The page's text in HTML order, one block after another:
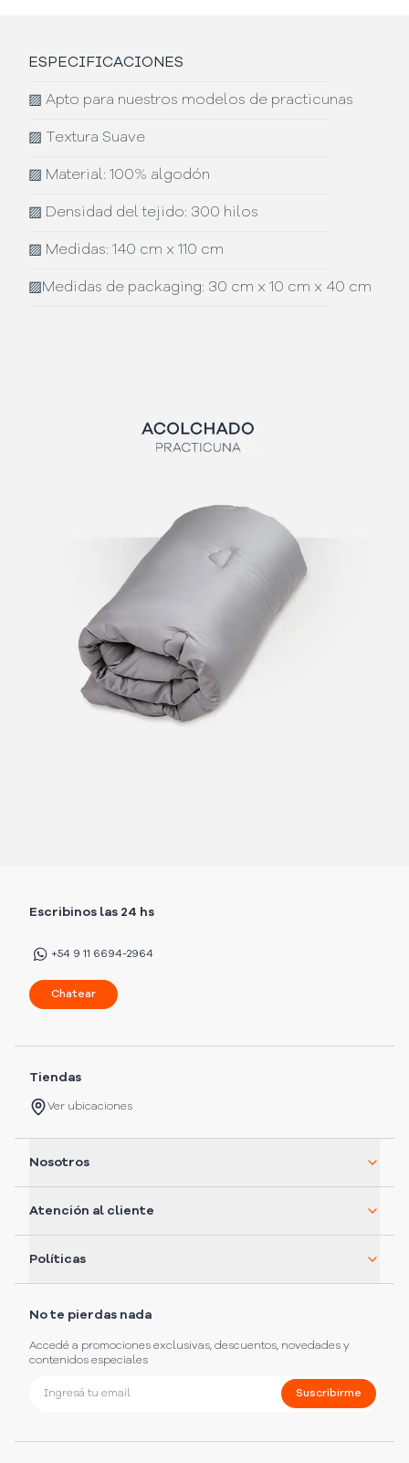
ESPECIFICACIONES
▨ Apto para nuestros modelos de practicunas
▨ Textura Suave
▨ Material: 100% algodón
▨ Densidad del tejido: 300 hilos
▨ Medidas: 140 cm x 110 cm
▨Medidas de packaging: 30 cm x 10 cm x 40 cm
Escribinos las 24 hs
+54 9 11 6694-2964
Chatear
Tiendas
Ver ubicaciones
Nosotros
Atención al cliente
Políticas
No te pierdas nada
Accedé a promociones exclusivas, descuentos, novedades y
contenidos especiales
Suscribirme